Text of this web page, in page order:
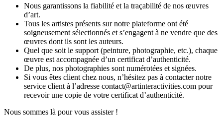
Nous garantissons la fiabilité et la traçabilité de nos œuvres
d’art.
Tous les artistes présents sur notre plateforme ont été
soigneusement sélectionnés et s’engagent à ne vendre que des
œuvres dont ils sont les auteurs.
Quel que soit le support (peinture, photographie, etc.), chaque
œuvre est accompagnée d’un certificat d’authenticité.
De plus, nos photographies sont numérotées et signées.
Si vous êtes client chez nous, n’hésitez pas à contacter notre
service client à l’adresse contact@artinteractivities.com pour
recevoir une copie de votre certificat d’authenticité.
Nous sommes là pour vous assister !